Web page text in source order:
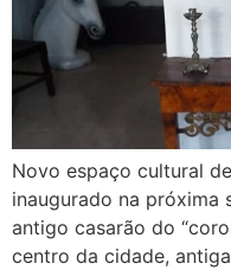
Novo espaço cultural
inaugurado na próxima
antigo casarão do
centro da cidade,